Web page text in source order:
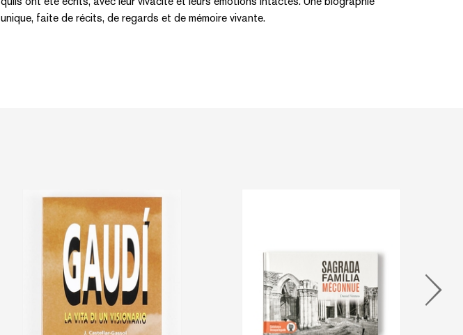
unique, faite de récits, de regards et de mémoire vivante.